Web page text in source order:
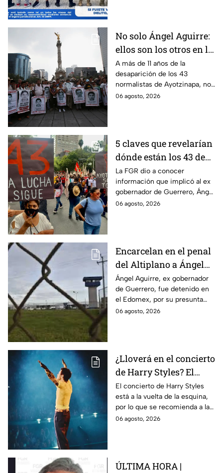
No solo Ángel Aguirre:
ellos son los otros en la
lupa por el caso
Ayotzinapa
A más de 11 años de la
desaparición de los 43
normalistas de Ayotzinapa, no
se ha conocido el paradero de
06 agosto, 2026
5 claves que revelarían
dónde están los 43 de
Ayotzinapa tras
captura de Ángel
Aguirre, ex gobernador
de Guerrero
La FGR dio a conocer
información que implicó al ex
gobernador de Guerrero, Ángel
Aguirre, quien fue detenido
06 agosto, 2026
Encarcelan en el penal
del Altiplano a Ángel
Aguirre, ex gobernador
de Guerrero por caso
Ayotzinapa
Ángel Aguirre, ex gobernador
de Guerrero, fue detenido en
el Edomex, por su presunta
participación en la
06 agosto, 2026
¿Lloverá en el concierto
de Harry Styles? El
pronóstico del clima
para este viernes en
CDMX
El concierto de Harry Styles
está a la vuelta de la esquina,
por lo que se recomienda a las
y los fanáticos revisar el clima
06 agosto, 2026
ÚLTIMA HORA |